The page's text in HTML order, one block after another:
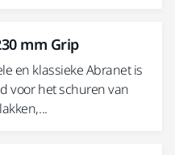
mm Grip
en klassieke Abranet is
voor het schuren van